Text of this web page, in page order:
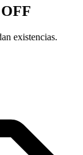
existencias.